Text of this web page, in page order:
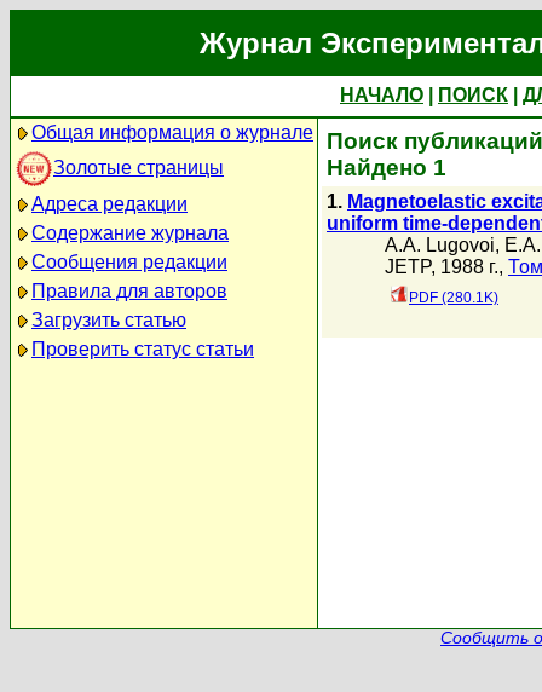
Журнал
НАЧАЛО ПОИСК
Общая информация о журнале
Золотые страницы
Адреса редакции
Содержание журнала
Сообщения редакции
Правила для авторов
Загрузить статью
Проверить статус статьи
Поиск
Найдено 1
1. Magnetoelastic
uniform time-
A.A. Lugovoi,
JETP, 1988 г.,
PDF (280.1K)
Сообщить о